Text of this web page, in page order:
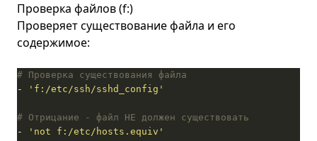
Проверка файлов (f:)
Проверяет существование файла и его
содержимое:
# Проверка существования файла
-
'f:/etc/ssh/sshd_config'
# Отрицание - файл НЕ должен существовать
-
'not f:/etc/hosts.equiv'